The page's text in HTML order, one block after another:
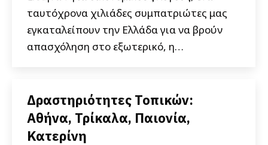
ταυτόχρονα χιλιάδες συμπατριώτες μας
εγκαταλείπουν την Ελλάδα για να βρούν
απασχόληση στο εξωτερικό, η…
Δραστηριότητες Τοπικών:
Αθήνα, Τρίκαλα, Παιονία,
Κατερίνη